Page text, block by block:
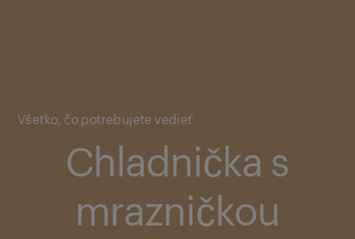
Všetko, čo potrebujete vedieť
Chladnička s
mrazničkou